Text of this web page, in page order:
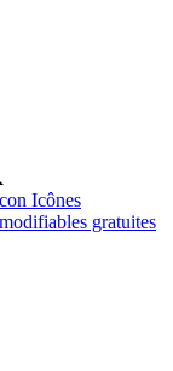
Icônes
gratuites